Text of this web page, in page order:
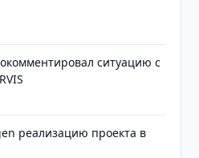
ситуацию с
реализацию проекта в